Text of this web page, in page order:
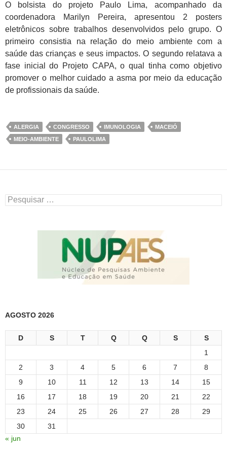
O bolsista do projeto Paulo Lima, acompanhado da
coordenadora Marilyn Pereira, apresentou 2 posters
eletrônicos sobre trabalhos desenvolvidos pelo grupo. O
primeiro consistia na relação do meio ambiente com a
saúde das crianças e seus impactos. O segundo relatava a
fase inicial do Projeto CAPA, o qual tinha como objetivo
promover o melhor cuidado a asma por meio da educação
de profissionais da saúde.
ALERGIA CONGRESSO IMUNOLOGIA
MACEIÓ
MEIO-AMBIENTE
PAULOLIMA
Pesquisar
por:
AGOSTO 2026
D S T Q Q S
S
1
2
3 4 5 6 7
8
9
10 11 12 13 14
15
16
17 18 19 20 21
22
23
24 25 26 27 28
29
30
31
« jun